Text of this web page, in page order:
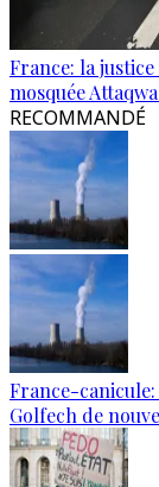
France: la
mosquée
RECOMMANDÉ
France-
Golfech de